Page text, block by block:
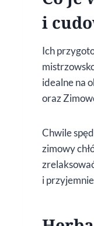
i
Ich
idealne na
oraz
Chwile
zimowy
i